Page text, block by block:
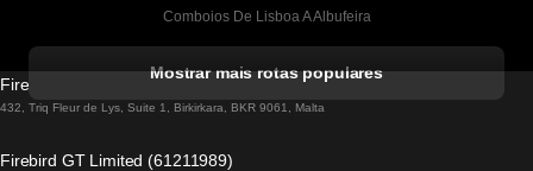
Comboios De Lisboa A Albufeira
Comboios De Lisboa A Lagos
Mostrar mais rotas populares
Firebird GT Limited (OC 1451)
432, Triq Fleur de Lys, Suite 1, Birkirkara, BKR 9061, Malta
Firebird GT Limited (61211989)